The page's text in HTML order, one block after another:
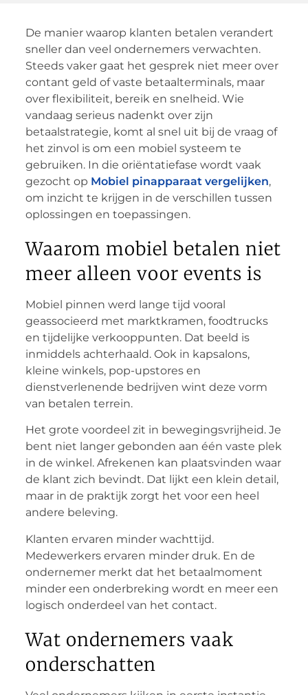
De manier waarop klanten betalen verandert
sneller dan veel ondernemers verwachten.
Steeds vaker gaat het gesprek niet meer over
contant geld of vaste betaalterminals, maar
over flexibiliteit, bereik en snelheid. Wie
vandaag serieus nadenkt over zijn
betaalstrategie, komt al snel uit bij de vraag of
het zinvol is om een mobiel systeem te
gebruiken. In die oriëntatiefase wordt vaak
gezocht op Mobiel pinapparaat vergelijken,
om inzicht te krijgen in de verschillen tussen
oplossingen en toepassingen.
Waarom mobiel betalen niet
meer alleen voor events is
Mobiel pinnen werd lange tijd vooral
geassocieerd met marktkramen, foodtrucks
en tijdelijke verkooppunten. Dat beeld is
inmiddels achterhaald. Ook in kapsalons,
kleine winkels, pop-upstores en
dienstverlenende bedrijven wint deze vorm
van betalen terrein.
Het grote voordeel zit in bewegingsvrijheid. Je
bent niet langer gebonden aan één vaste plek
in de winkel. Afrekenen kan plaatsvinden waar
de klant zich bevindt. Dat lijkt een klein detail,
maar in de praktijk zorgt het voor een heel
andere beleving.
Klanten ervaren minder wachttijd.
Medewerkers ervaren minder druk. En de
ondernemer merkt dat het betaalmoment
minder een onderbreking wordt en meer een
logisch onderdeel van het contact.
Wat ondernemers vaak
onderschatten